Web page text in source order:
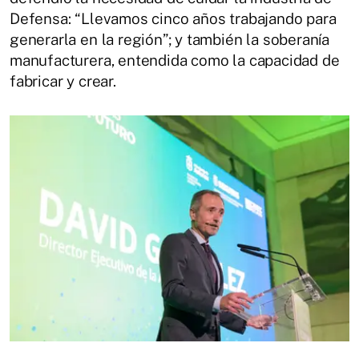
Defensa: “Llevamos cinco años trabajando para
generarla en la región”; y también la soberanía
manufacturera, entendida como la capacidad de
fabricar y crear.